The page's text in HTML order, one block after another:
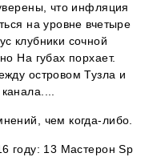
что инфляция
на уровне вчетыре
клубники сочной
На губах порхает.
островом Тузла и
чем когда-либо.
году: 13 Мастерон Sp